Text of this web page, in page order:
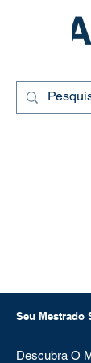
Seu Mestrado
Descubra O